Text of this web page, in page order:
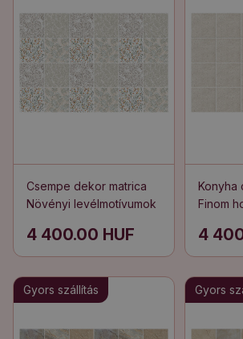
Csempe dekor matrica
Növényi levélmotívumok
4 400.00 HUF
Konyha
Finom
4
Gyors szállítás Gyors